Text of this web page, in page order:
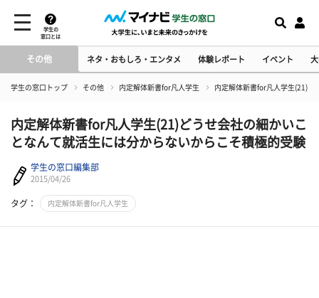
学生の
窓口とは
その他 ネタ・おもしろ・エンタメ 体験レポート イベント
学生の窓口トップ その他 内定解体新書for凡人学生 内定解体新書for凡人学生(21)ど
内定解体新書for凡人学生(21)どうせ会社の細かいこ
となんて就活生には分からないからこそ積極的受験
学生の窓口編集部
2015/04/26
タグ： 内定解体新書for凡人学生